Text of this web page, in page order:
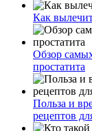
Как
Обзор
простатита
Польза и
рецептов